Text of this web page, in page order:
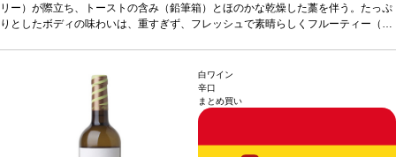
フルーティー（ブルーベリー、ブラックベリー）。しっか
りとして、甘いタンニンも感じるフィニッシュが続く。
フォールチーズと生ハムなどと好相性。
ラニーリョ 75%、メルロー 25%
切れの場合、在庫があり価格が同様の場合は自動的に次の
ヴィンテージに変更されます、ご了承ください。
リー）が際立ち、トーストの含み（鉛筆箱）とほのかな乾燥した藁を伴う。たっぷ
りとしたボディの味わいは、重すぎず、フレッシュで素晴らしくフルーティー（ブ
らゆる肉料理、またマンチェゴチーズやロックフォールチーズと生ハムなどと好相
テンプラニーリョ 75%、メルロー 25%
の場合、在庫があり価格が同様の場合は自動的に次のヴィンテージに変更されま
す、ご了承ください。
白ワイン
辛口
まとめ買い